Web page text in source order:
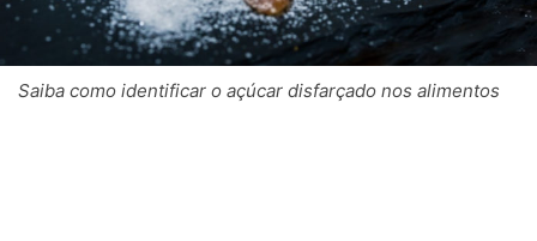
Saiba como identificar o açúcar disfarçado nos alimentos